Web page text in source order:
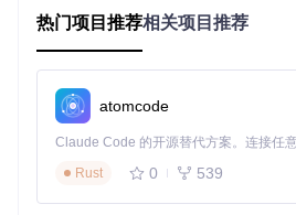
要深入了解如何使用
功能特性、安装步骤
总体而言，CompetiTest.nvim是一个
的强大工具。它的便捷性和灵活性将
常开发中的得力助手！
热门项目推荐相关项目推荐
atomcode
Rust
0 539